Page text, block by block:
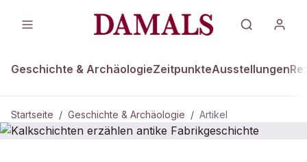
Geschichte & ArchäologieZeitpunkteAusstellungen
Startseite / Geschichte & Archäologie / Artikel